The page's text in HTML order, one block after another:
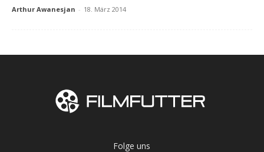
Arthur Awanesjan - 18. März 2014
Folge uns